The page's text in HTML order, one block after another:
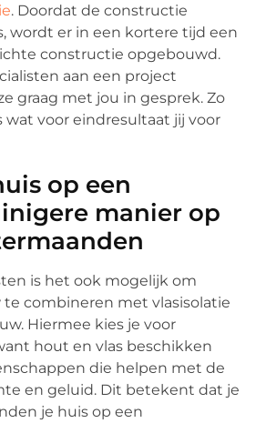
. Doordat de constructie
wordt er in een kortere tijd een
constructie opgebouwd.
aan een project
graag met jou in gesprek. Zo
wat voor eindresultaat jij voor
op een
manier op
is het ook mogelijk om
combineren met vlasisolatie
Hiermee kies je voor
hout en vlas beschikken
die helpen met de
en geluid. Dit betekent dat je
je huis op een